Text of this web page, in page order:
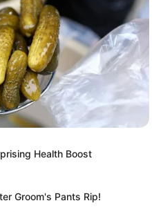
Health Boost
Groom's Pants Rip!